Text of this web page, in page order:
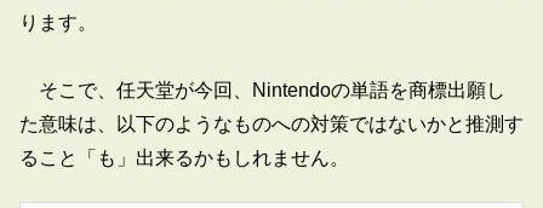
ります。
そこで、任天堂が今回、Nintendoの単語を商標出願し
た意味は、以下のようなものへの対策ではないかと推測す
ること「も」出来るかもしれません。